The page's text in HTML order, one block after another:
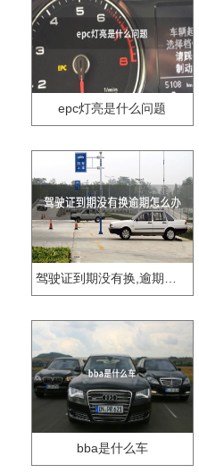
epc灯亮是什么问题
驾驶证到期没有换,逾期怎么办??
bba是什么车